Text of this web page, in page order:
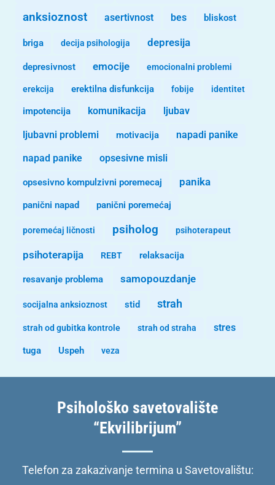
anksioznost asertivnost bes bliskost
briga decija psihologija depresija
depresivnost emocije emocionalni problemi
erekcija erektilna disfunkcija fobije identitet
impotencija komunikacija ljubav
ljubavni problemi motivacija napadi panike
napad panike opsesivne misli
opsesivno kompulzivni poremecaj panika
panični napad panični poremećaj
poremećaj ličnosti psiholog psihoterapeut
psihoterapija REBT relaksacija
resavanje problema samopouzdanje
socijalna anksioznost stid strah
strah od gubitka kontrole strah od straha stres
tuga Uspeh veza
Psihološko savetovalište
“Ekvilibrijum”
Telefon za zakazivanje termina u Savetovalištu: